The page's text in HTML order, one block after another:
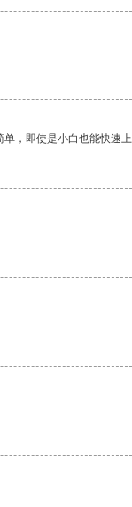
，即使是小白也能快速上